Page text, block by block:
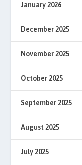
January 2026
December 2025
November 2025
October 2025
September 2025
August 2025
July 2025